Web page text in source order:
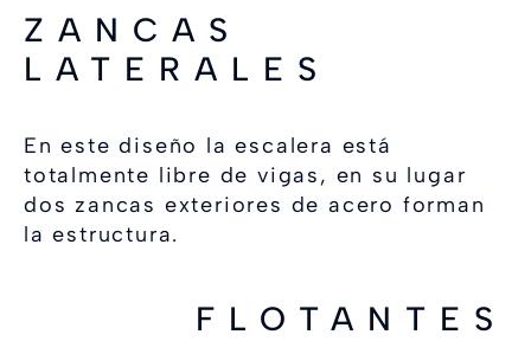
ZANCAS
LATERALES
En este diseño la escalera está
totalmente libre de vigas, en su lugar
dos zancas exteriores de acero forman
la estructura.
FLOTANTES